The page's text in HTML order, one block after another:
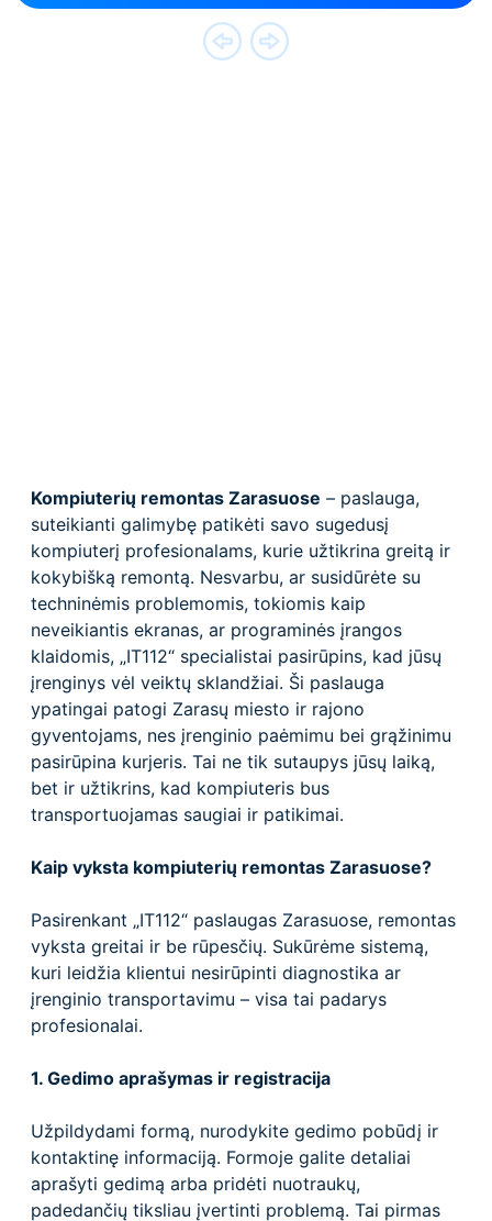
Kompiuterių remontas Zarasuose – paslauga,
suteikianti galimybę patikėti savo sugedusį
kompiuterį profesionalams, kurie užtikrina greitą ir
kokybišką remontą. Nesvarbu, ar susidūrėte su
techninėmis problemomis, tokiomis kaip
neveikiantis ekranas, ar programinės įrangos
klaidomis, „IT112“ specialistai pasirūpins, kad jūsų
įrenginys vėl veiktų sklandžiai. Ši paslauga
ypatingai patogi Zarasų miesto ir rajono
gyventojams, nes įrenginio paėmimu bei grąžinimu
pasirūpina kurjeris. Tai ne tik sutaupys jūsų laiką,
bet ir užtikrins, kad kompiuteris bus
transportuojamas saugiai ir patikimai.
Kaip vyksta kompiuterių remontas Zarasuose?
Pasirenkant „IT112“ paslaugas Zarasuose, remontas
vyksta greitai ir be rūpesčių. Sukūrėme sistemą,
kuri leidžia klientui nesirūpinti diagnostika ar
įrenginio transportavimu – visa tai padarys
profesionalai.
1. Gedimo aprašymas ir registracija
Užpildydami formą, nurodykite gedimo pobūdį ir
kontaktinę informaciją. Formoje galite detaliai
aprašyti gedimą arba pridėti nuotraukų,
padedančių tiksliau įvertinti problemą. Tai pirmas